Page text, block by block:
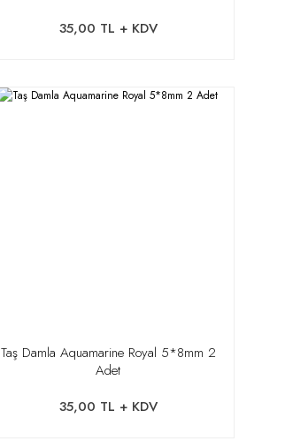
35,00 TL + KDV
Taş Damla Aquamarine Royal 5*8mm 2
Adet
35,00 TL + KDV